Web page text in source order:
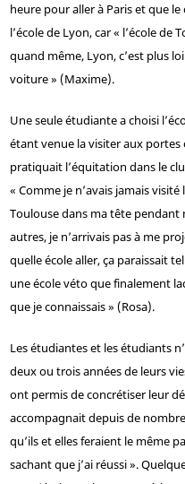
heure pour aller à Paris et que
l’école de Lyon, car « l’école de
quand même, Lyon, c’est plus
voiture » (Maxime).
Une seule étudiante a choisi
étant venue la visiter aux portes
pratiquait l’équitation dans le
« Comme je n’avais jamais
Toulouse dans ma tête pendant
autres, je n’arrivais pas à me
quelle école aller, ça paraissait
une école véto que finalement
que je connaissais » (Rosa).
Les étudiantes et les étudiants
deux ou trois années de leurs
ont permis de concrétiser leur
accompagnait depuis de
qu’ils et elles feraient le même
sachant que j’ai réussi ».